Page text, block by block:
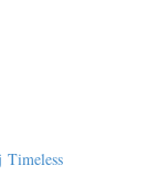
Timeless